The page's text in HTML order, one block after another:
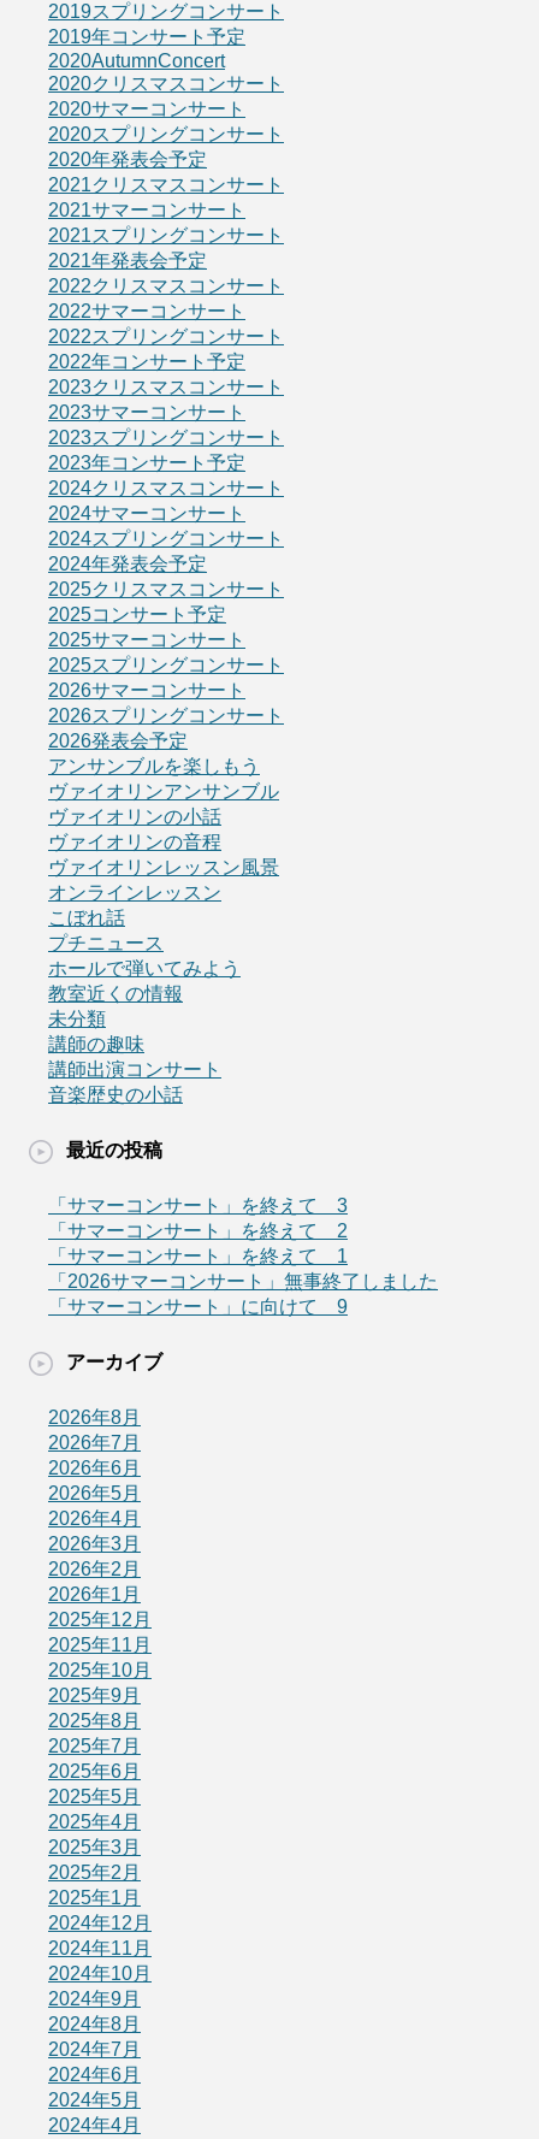
2019スプリングコンサート
2019年コンサート予定
2020AutumnConcert
2020クリスマスコンサート
2020サマーコンサート
2020スプリングコンサート
2020年発表会予定
2021クリスマスコンサート
2021サマーコンサート
2021スプリングコンサート
2021年発表会予定
2022クリスマスコンサート
2022サマーコンサート
2022スプリングコンサート
2022年コンサート予定
2023クリスマスコンサート
2023サマーコンサート
2023スプリングコンサート
2023年コンサート予定
2024クリスマスコンサート
2024サマーコンサート
2024スプリングコンサート
2024年発表会予定
2025クリスマスコンサート
2025コンサート予定
2025サマーコンサート
2025スプリングコンサート
2026サマーコンサート
2026スプリングコンサート
2026発表会予定
アンサンブルを楽しもう
ヴァイオリンアンサンブル
ヴァイオリンの小話
ヴァイオリンの音程
ヴァイオリンレッスン風景
オンラインレッスン
こぼれ話
プチニュース
ホールで弾いてみよう
教室近くの情報
未分類
講師の趣味
講師出演コンサート
音楽歴史の小話
最近の投稿
「サマーコンサート」を終えて 3
「サマーコンサート」を終えて 2
「サマーコンサート」を終えて 1
「2026サマーコンサート」無事終了しました
「サマーコンサート」に向けて 9
アーカイブ
2026年8月
2026年7月
2026年6月
2026年5月
2026年4月
2026年3月
2026年2月
2026年1月
2025年12月
2025年11月
2025年10月
2025年9月
2025年8月
2025年7月
2025年6月
2025年5月
2025年4月
2025年3月
2025年2月
2025年1月
2024年12月
2024年11月
2024年10月
2024年9月
2024年8月
2024年7月
2024年6月
2024年5月
2024年4月